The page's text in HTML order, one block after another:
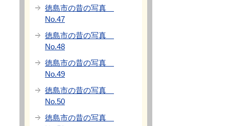
徳島市の昔の写真
No.47
徳島市の昔の写真
No.48
徳島市の昔の写真
No.49
徳島市の昔の写真
No.50
徳島市の昔の写真